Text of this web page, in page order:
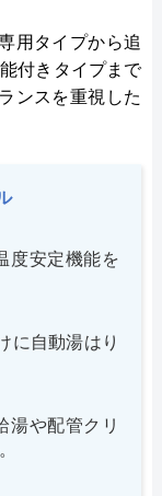
用タイプから追
付きタイプまで
ンスを重視した
度安定機能を
に自動湯はり
湯や配管クリ